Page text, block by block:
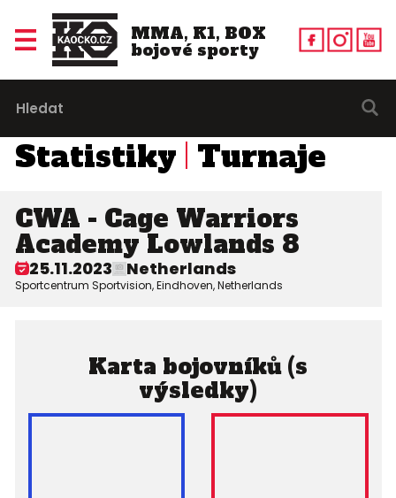
MMA, K1, BOX
bojové sporty
Statistiky Turnaje
CWA - Cage Warriors
Academy Lowlands 8
25.11.2023 Netherlands
Sportcentrum Sportvision, Eindhoven, Netherlands
Karta bojovníků (s
výsledky)